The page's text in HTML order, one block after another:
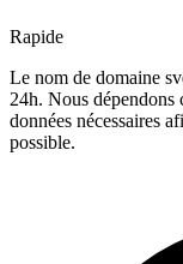
Rapide
Le nom de domaine
24h. Nous dépendons
données nécessaires
possible.